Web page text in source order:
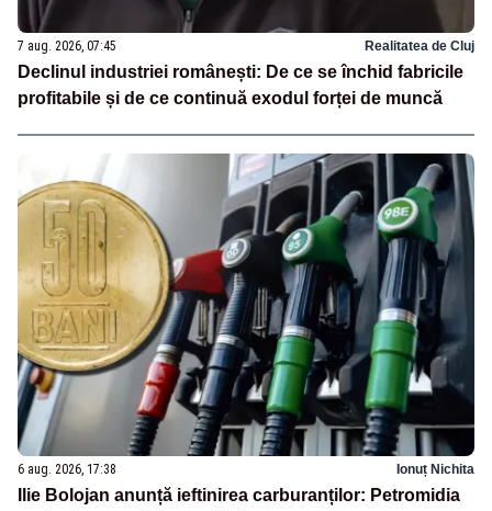
7 aug. 2026, 07:45 Realitatea de Cluj
Declinul industriei românești: De ce se închid fabricile
profitabile și de ce continuă exodul forței de muncă
6 aug. 2026, 17:38 Ionuț Nichita
Ilie Bolojan anunță ieftinirea carburanților: Petromidia